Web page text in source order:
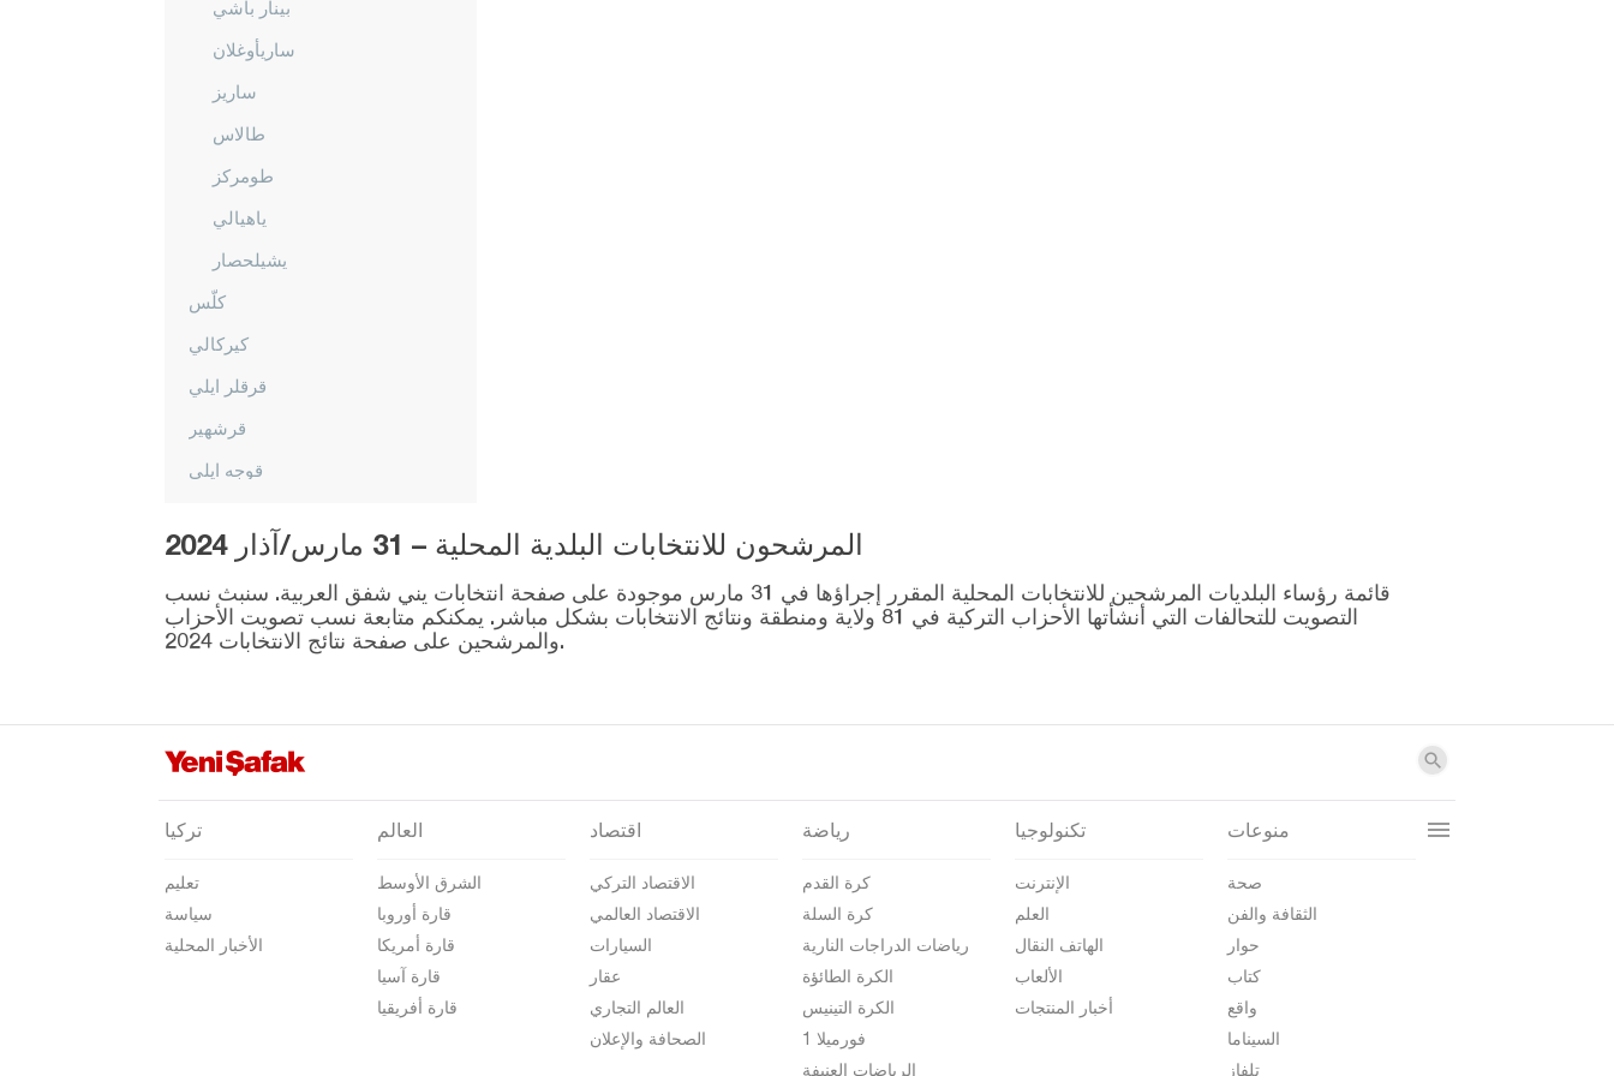
بينار باشي
ساريأوغلان
ساريز
طالاس
طومركز
ياهيالي
يشيلحصار
كلّس
كيركالي
قرقلر ايلي
قرشهير
قوجه ايلي
كوتاهيا
مالاطيا
مانيسا
مرسين
موغلا
موش
نيفشهير
نيغدا
المرشحون للانتخابات البلدية المحلية – 31 مارس/آذار 2024
قائمة رؤساء البلديات المرشحين للانتخابات المحلية المقرر إجراؤها في 31 مارس موجودة على صفحة انتخابات يني شفق العربية. سنبث نسب
التصويت للتحالفات التي أنشأتها الأحزاب التركية في 81 ولاية ومنطقة ونتائج الانتخابات بشكل مباشر. يمكنكم متابعة نسب تصويت الأحزاب
والمرشحين على صفحة نتائج الانتخابات 2024.
تركيا
تعليم
سياسة
الأخبار المحلية
العالم
الشرق الأوسط
قارة أوروبا
قارة أمريكا
قارة آسيا
قارة أفريقيا
اقتصاد
الاقتصاد التركي
الاقتصاد العالمي
السيارات
عقار
العالم التجاري
الصحافة والإعلان
رياضة
كرة القدم
كرة السلة
رياضات الدراجات النارية
الكرة الطائؤة
الكرة التينيس
فورميلا 1
الرياضات العنيفة
تكنولوجيا
الإنترنت
العلم
الهاتف النقال
الألعاب
أخبار المنتجات
منوعات
صحة
الثقافة والفن
حوار
كتاب
واقع
السيناما
تلفاز